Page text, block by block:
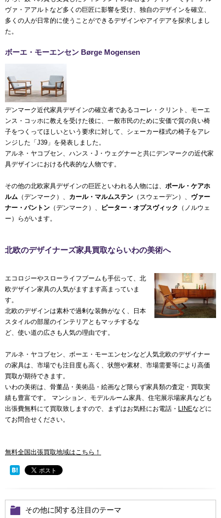
ヴァ・アアルトなど多くの巨匠に影響を受け、独自のデザインを確立、
多くの人が日常的に使うことができるデザインやアイデアを探求しまし
た。
ボーエ・モーエンセン Børge Mogensen
デンマーク近代家具デザインの確立者であるコーレ・クリント、モーエ
ンス・コッホに教えを受けた後に、一般市民のために安価で質の良い椅
子をつくってほしいという要求に対して、シェーカー様式の椅子をアレ
ンジした「J39」を発表しました。
アルネ・ヤコブセン、ハンス・J・ウェグナーと共にデンマークの近代家
具デザインにおける代表的な人物です。
その他の北欧家具デザインの巨匠といわれる人物には、 ポール・ケアホ
ルム （デンマーク）、 カール・マルムステン （スウェーデン）、 ヴァー
ナー・パントン （デンマーク）、 ピーター・オプスヴィック （ノルウェ
ー）らがいます。
北欧のデザイナーズ家具買取ならいわの美術へ
エコロジーやスローライフブームも手伝って、北
欧デザイン家具の人気がますます高まっていま
す。
北欧のデザインは素朴で過剰な装飾がなく、日本
スタイルの部屋のインテリアともマッチするな
ど、使い道の広さも人気の理由です。
アルネ・ヤコブセン、ボーエ・モーエンセンなど人気北欧のデザイナー
の家具は、市場でも注目度も高く、状態や素材、市場需要等により高価
買取が期待できます。
いわの美術は、骨董品・美術品・絵画など限らず家具類の査定・買取実
績も豊富です。 マンション、モデルルーム家具、住宅展示場家具なども
出張費無料にて買取致しますので、まずはお気軽にお電話・ LINEなどに
てお問合せください。
無料全国出張買取地域はこちら！
その他に関する注目のテーマ